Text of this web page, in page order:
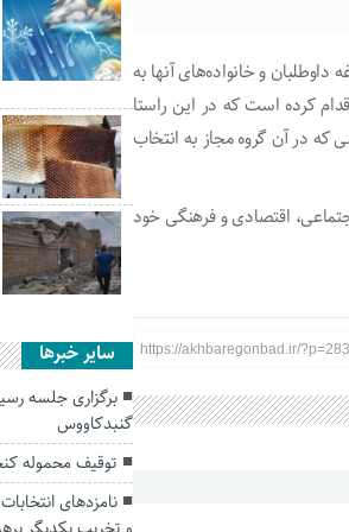
و خانواده‌های آنها به
و پیاده‌سازی سامانه راهنمای انتخاب رشته مجازی در آزمون سراسری سال ۱۴۰۱ اقدام کرده است که در این راستا
از گروه‌های آزمایشی که در آن گروه مجاز به انتخاب
اقتصادی و فرهنگی خود
https://akhbaregonbad.ir/ سایر خبرها
برگزاری جلسه
گنبدکاووس
توقیف محموله
نامزد‌های